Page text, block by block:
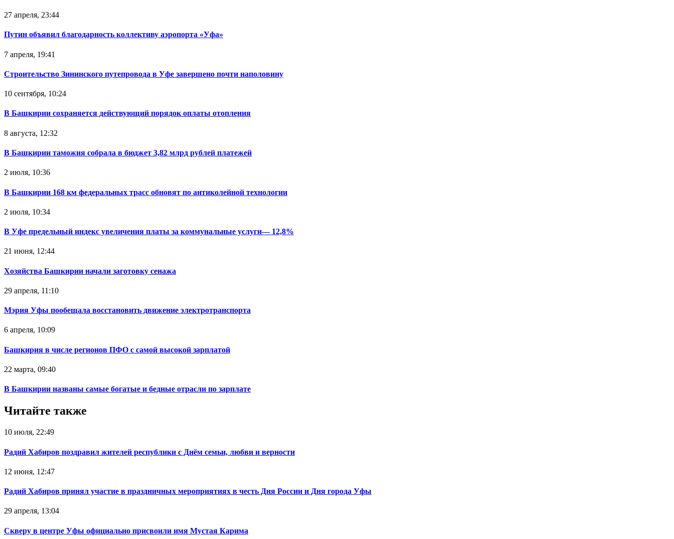
27 апреля, 23:44
Путин объявил благодарность коллективу аэропорта «Уфа»
7 апреля, 19:41
Строительство Зининского путепровода в Уфе завершено почти наполовину
10 сентября, 10:24
В Башкирии сохраняется действующий порядок оплаты отопления
8 августа, 12:32
В Башкирии таможня собрала в бюджет 3,82 млрд рублей платежей
2 июля, 10:36
В Башкирии 168 км федеральных трасс обновят по антиколейной технологии
2 июля, 10:34
В Уфе предельный индекс увеличения платы за коммунальные услуги— 12,8%
21 июня, 12:44
Хозяйства Башкирии начали заготовку сенажа
29 апреля, 11:10
Мэрия Уфы пообещала восстановить движение электротранспорта
6 апреля, 10:09
Башкирия в числе регионов ПФО с самой высокой зарплатой
22 марта, 09:40
В Башкирии названы самые богатые и бедные отрасли по зарплате
Читайте также
10 июля, 22:49
Радий Хабиров поздравил жителей республики с Днём семьи, любви и верности
12 июня, 12:47
Радий Хабиров принял участие в праздничных мероприятиях в честь Дня России и Дня города Уфы
29 апреля, 13:04
Скверу в центре Уфы официально присвоили имя Мустая Карима